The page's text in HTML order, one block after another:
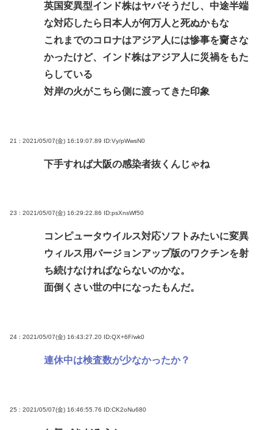
英国変異型インド株はヤバそうだし、中途半端
な対応したら日本人が何万人と死ぬかもな
これまでのコロナはアジア人には惨事を齎さな
かったけど、インド株はアジア人に災禍をもた
らしている
対岸の火がこちら側に渡ってきた印象
21 : 2021/05/07(金) 16:19:07.89 ID:Vy/pWwsN0
下手すれば大阪の感染者抜くんじゃね
23 : 2021/05/07(金) 16:29:22.86 ID:psXnsWf50
コンピュータウイルス対応ソフトみたいに変異
ウィルス用バージョンアップ版のワクチンを射
ち続けなければならないのかな。
面倒くさい世の中になったもんだ。
24 : 2021/05/07(金) 16:43:27.20 ID:QX+6F/wk0
連休中は検査数が少なかったか？
25 : 2021/05/07(金) 16:46:55.76 ID:CK2oNu680